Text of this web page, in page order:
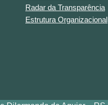
Radar da Transparência
Estrutura Organizacional